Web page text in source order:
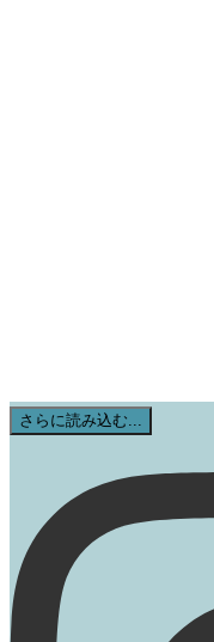
さらに読み込む...